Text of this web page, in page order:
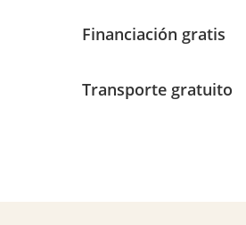
Financiación gratis
Transporte gratuito